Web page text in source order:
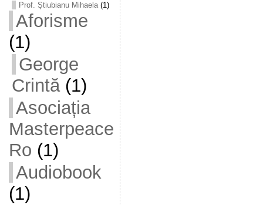
Prof. Știubianu Mihaela(1)
Aforisme
(1)
George
Crintă(1)
Asociația
Masterpeace
Ro (1)
Audiobook
(1)